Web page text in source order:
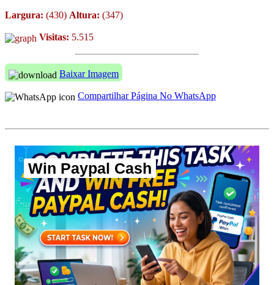
Largura: (430) Altura: (347)
Visitas: 5.515
Baixar Imagem
Compartilhar Página No WhatsApp
Win Paypal Cash